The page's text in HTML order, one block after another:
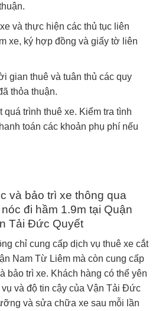
và thực hiện các thủ tục liên
xe, ký hợp đồng và giấy tờ liên
gian thuê và tuân thủ các quy
thỏa thuận.
quá trình thuê xe. Kiểm tra tình
toán các khoản phụ phí nếu
và bảo trì xe thông qua
đi hầm 1.9m tại Quận
Tải Đức Quyết
chỉ cung cấp dịch vụ thuê xe cắt
Nam Từ Liêm mà còn cung cấp
bảo trì xe. Khách hàng có thể yên
và độ tin cậy của Vận Tải Đức
và sửa chữa xe sau mỗi lần